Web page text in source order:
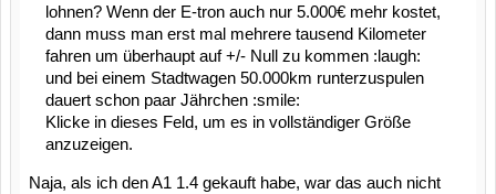
lohnen? Wenn der E-tron auch nur 5.000€ mehr kostet,
dann muss man erst mal mehrere tausend Kilometer
fahren um überhaupt auf +/- Null zu kommen :laugh:
und bei einem Stadtwagen 50.000km runterzuspulen
dauert schon paar Jährchen :smile:
Klicke in dieses Feld, um es in vollständiger Größe
anzuzeigen.
Naja, als ich den A1 1.4 gekauft habe, war das auch nicht